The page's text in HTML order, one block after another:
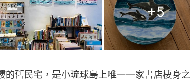
+5
的舊民宅，是小琉球島上唯一一家書店棲身之